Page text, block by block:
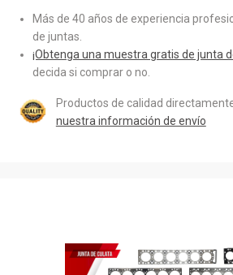
Más de 40 años de experiencia
de juntas.
¡Obtenga una muestra gratis de junta
decida si comprar o no.
Productos de calidad
nuestra información de envío